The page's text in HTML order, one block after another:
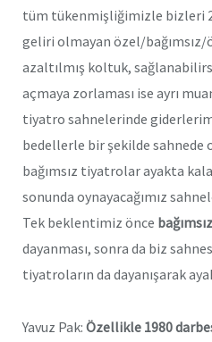
tüm tükenmişliğimizle bizleri
geliri olmayan özel/
azaltılmış koltuk,
açmaya zorlaması ise ayrı
tiyatro sahnelerinde
bedellerle bir şekilde sahnede
bağımsız tiyatrolar ayakta
sonunda oynayacağımız
Tek beklentimiz önce
dayanması, sonra da biz
tiyatroların da dayanışarak
Yavuz Pak: Özellikle 1980